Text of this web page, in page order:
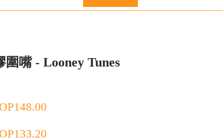
圍嘴 - Looney Tunes
148.00
133.20